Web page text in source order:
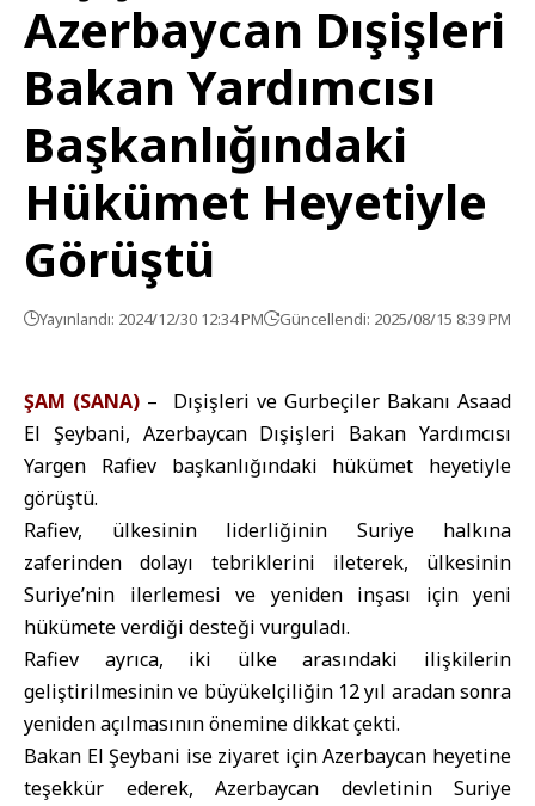
Azerbaycan Dışişleri
Bakan Yardımcısı
Başkanlığındaki
Hükümet Heyetiyle
Görüştü
Yayınlandı: 2024/12/30 12:34 PM Güncellendi: 2025/08/15 8:39 PM
ŞAM (SANA) – Dışişleri ve Gurbeçiler Bakanı Asaad
El Şeybani, Azerbaycan Dışişleri Bakan Yardımcısı
Yargen Rafiev başkanlığındaki hükümet heyetiyle
görüştü.
Rafiev, ülkesinin liderliğinin Suriye halkına
zaferinden dolayı tebriklerini ileterek, ülkesinin
Suriye’nin ilerlemesi ve yeniden inşası için yeni
hükümete verdiği desteği vurguladı.
Rafiev ayrıca, iki ülke arasındaki ilişkilerin
geliştirilmesinin ve büyükelçiliğin 12 yıl aradan sonra
yeniden açılmasının önemine dikkat çekti.
Bakan El Şeybani ise ziyaret için Azerbaycan heyetine
teşekkür ederek, Azerbaycan devletinin Suriye